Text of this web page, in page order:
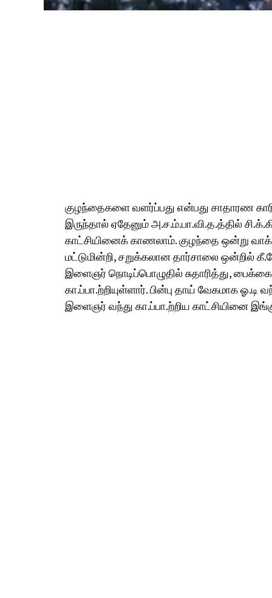
குழந்தைகளை வளர்ப்பது என்பது சாதாரண
இருந்தால் ஏதேனும் அ.ச.ம்.பா.வி.த.த்தில்
காட்சியினைக் காணலாம். குழந்தை ஒன்று
மட்டுமின்றி, சறுக்கலான தார்சாலை ஒன்றில்
இளைஞர் நொடிப்பொழுதில் சுதாரித்து,
கா.ப்பா.ற்றியுள்ளார். பின்பு தாய் வேகமாக
இளைஞர் வந்து கா.ப்பா.ற்றிய காட்சியினை